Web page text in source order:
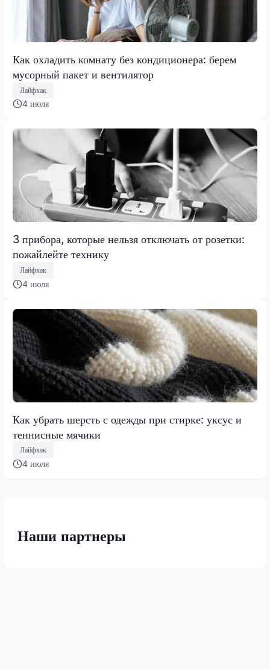
Как охладить комнату без кондиционера: берем
мусорный пакет и вентилятор
Лайфхак
4 июля
3 прибора, которые нельзя отключать от розетки:
пожайлейте технику
Лайфхак
4 июля
Как убрать шерсть с одежды при стирке: уксус и
теннисные мячики
Лайфхак
4 июля
Наши партнеры